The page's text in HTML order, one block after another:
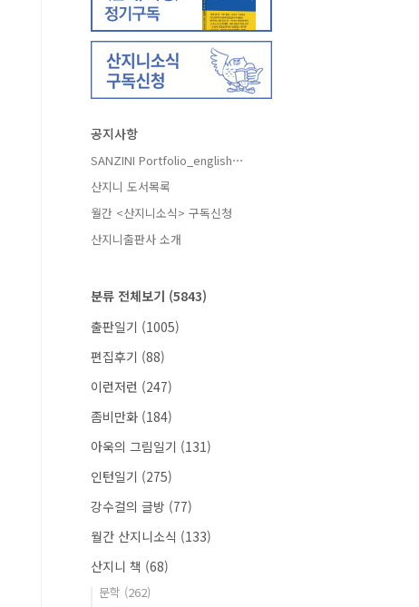
공지사항
SANZINI Portfolio_english⋯
산지니 도서목록
월간 <산지니소식> 구독신청
산지니출판사 소개
분류 전체보기 (5843)
출판일기 (1005)
편집후기 (88)
이런저런 (247)
좀비만화 (184)
아욱의 그림일기 (131)
인턴일기 (275)
강수걸의 글방 (77)
월간 산지니소식 (133)
산지니 책 (68)
문학 (262)